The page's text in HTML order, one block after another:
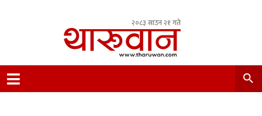
२०८३ साउन २१ गते
Nepal.